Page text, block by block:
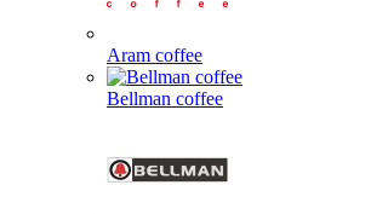
Aram coffee
Bellman coffee